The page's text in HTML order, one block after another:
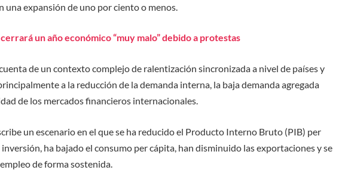
una expansión de uno por ciento o menos.
un año económico “muy malo” debido a protestas
de un contexto complejo de ralentización sincronizada a nivel de países y
a la reducción de la demanda interna, la baja demanda agregada
de los mercados financieros internacionales.
un escenario en el que se ha reducido el Producto Interno Bruto (PIB) per
inversión, ha bajado el consumo per cápita, han disminuido las exportaciones y se
de forma sostenida.